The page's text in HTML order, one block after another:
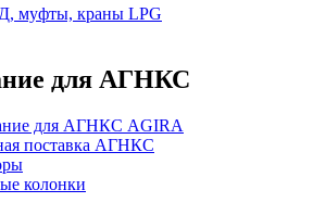
муфты, краны LPG
для АГНКС
для АГНКС AGIRA
поставка АГНКС
колонки